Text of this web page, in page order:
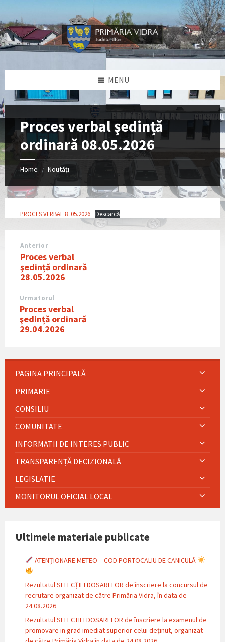
content
left
sidebar
right
sidebar
footer
MENU
Proces verbal şedințǎ
ordinarǎ 08.05.2026
Home / Noutăți
PROCES VERBAL 8 .05.2026 Descarcă
Anterior
Proces verbal
şedințǎ ordinarǎ
28.05.2026
Urmatorul
Proces verbal
şedințǎ ordinarǎ
29.04.2026
PAGINA PRINCIPALĂ
PRIMARIE
CONSILIU
COMUNITATE
INFORMATII DE INTERES PUBLIC
TRANSPARENȚĂ DECIZIONALĂ
LEGISLATIE
MONITORUL OFICIAL LOCAL
Ultimele materiale publicate
ATENȚIONARE METEO – COD PORTOCALIU DE CANICULĂ
Rezultatul SELECȚIEI DOSARELOR de înscriere la concursul de
recrutare organizat de către Primăria Vidra, în data de
24.08.2026
Rezultatul SELECTIEI DOSARELOR de înscriere la examenul de
promovare in grad imediat superior celui deținut, organizat